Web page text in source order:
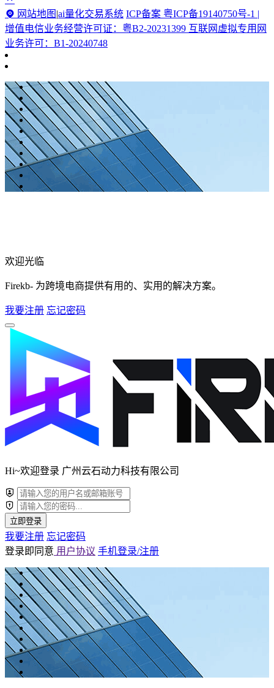
网站地图 |ai量化交易系统 ICP备案 粤ICP备19140750号-1 |
增值电信业务经营许可证：粤B2-20231399 互联网虚拟专用网
业务许可：B1-20240748
欢迎光临
Firekb- 为跨境电商提供有用的、实用的解决方案。
我要注册 忘记密码
Hi~欢迎登录 广州云石动力科技有限公司
立即登录
我要注册 忘记密码
登录即同意 用户协议 手机登录/注册